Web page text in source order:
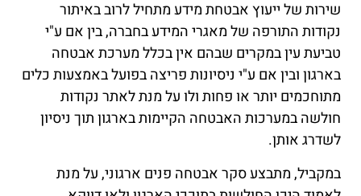
שירות של ייעוץ אבטחת מידע מתחיל לרוב באיתור
נקודות התורפה של מאגרי המידע בחברה, בין אם ע"י
טביעת עין במקרים שבהם אין בכלל מערכת אבטחה
בארגון ובין אם ע"י ניסיונות פריצה בפועל באמצעות כלים
מתוחכמים יותר או פחות ולו על מנת לאתר נקודות
חולשה במערכות האבטחה הקיימות בארגון תוך ניסיון
לשדרג אותן.
במקביל, מתבצע סקר אבטחה פנים ארגוני, על מנת